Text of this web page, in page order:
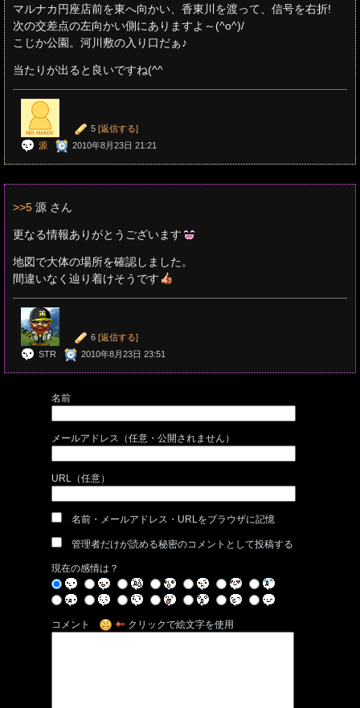
マルナカ円座店前を東へ向かい、香東川を渡って、信号を右折!
次の交差点の左向かい側にありますよ～(^o^)/
こじか公園。河川敷の入り口だぁ♪
当たりが出ると良いですね(^^
5 [返信する]
源
2010年8月23日 21:21
>>5 源 さん
更なる情報ありがとうございます
地図で大体の場所を確認しました。
間違いなく辿り着けそうです
6 [返信する]
STR
2010年8月23日 23:51
名前
メールアドレス（任意・公開されません）
URL（任意）
名前・メールアドレス・URLをブラウザに記憶
管理者だけが読める秘密のコメントとして投稿する
現在の感情は？
コメント クリックで絵文字を使用